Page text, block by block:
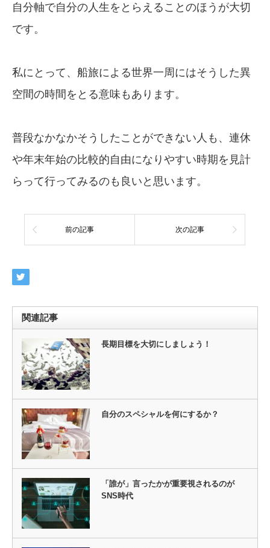
自分軸で自分の人生をとらえることのほうが大切
です。
私にとって、船旅による世界一周にはそうした異
空間の時間をとる意味もあります。
普段なかなかそうしたことができない人も、連休
や年末年始の比較的自由になりやすい時期を見計
らって行ってみるのも良いと思います。
前の記事 次の記事
関連記事
長期目標を大切にしましょう！
自分のスペシャルを何にするか？
「誰が」言ったかが重要視されるのが
SNS時代